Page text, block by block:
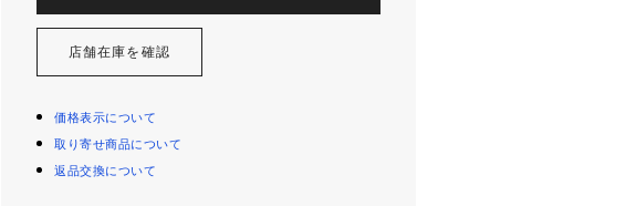
店舗在庫を確認
価格表示について
取り寄せ商品について
返品交換について